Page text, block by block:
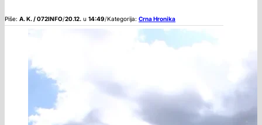
Piše: A. K. / 072INFO/20.12. u 14:49/Kategorija: Crna Hronika